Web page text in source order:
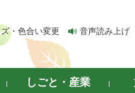
・色合い変更 音声読み上げ
しごと・産業